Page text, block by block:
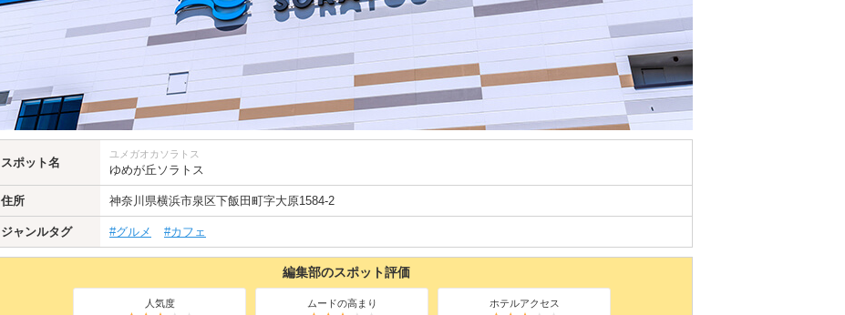
スポット名
ユメガオカソラトス
ゆめが丘ソラトス
住所 神奈川県横浜市泉区下飯田町字大原1584-2
ジャンルタグ #グルメ #カフェ
編集部のスポット評価
人気度 ムードの高まり ホテルアクセス